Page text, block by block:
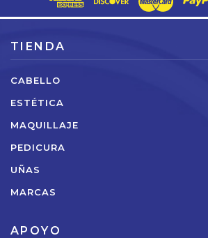
electrónico
TIENDA
CABELLO
ESTÉTICA
MAQUILLAJE
PEDICURA
UÑAS
MARCAS
APOYO